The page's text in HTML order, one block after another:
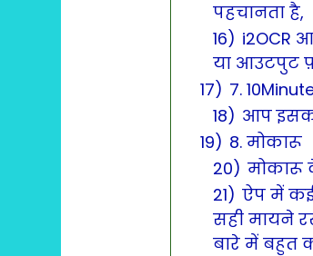
पहचानता है,
16) i2OCR
या आउटपुट
17) 7.
18) आप
19) 8. मोकारू
20) मोकारू
21) ऐप में कई
सही मायने
बारे में बहुत